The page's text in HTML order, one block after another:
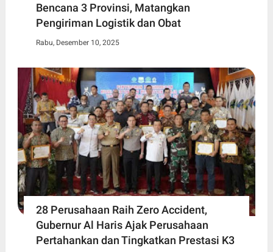
Bencana 3 Provinsi, Matangkan
Pengiriman Logistik dan Obat
Rabu, Desember 10, 2025
28 Perusahaan Raih Zero Accident,
Gubernur Al Haris Ajak Perusahaan
Pertahankan dan Tingkatkan Prestasi K3